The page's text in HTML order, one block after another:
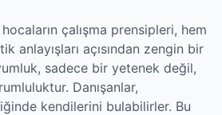
çalışma prensipleri, hem
anlayışları açısından zengin bir
sadece bir yetenek değil,
Danışanlar,
kendilerini bulabilirler. Bu